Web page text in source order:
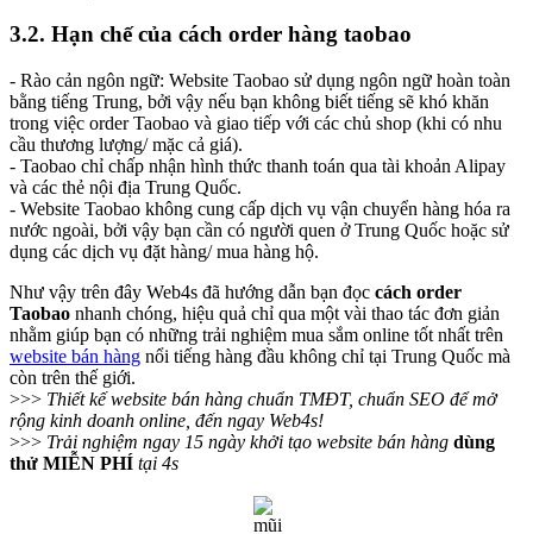
3.2. Hạn chế của cách order hàng taobao
- Rào cản ngôn ngữ: Website Taobao sử dụng ngôn ngữ hoàn toàn
bằng tiếng Trung, bởi vậy nếu bạn không biết tiếng sẽ khó khăn
trong việc order Taobao và giao tiếp với các chủ shop (khi có nhu
cầu thương lượng/ mặc cả giá).
- Taobao chỉ chấp nhận hình thức thanh toán qua tài khoản Alipay
và các thẻ nội địa Trung Quốc.
- Website Taobao không cung cấp dịch vụ vận chuyển hàng hóa ra
nước ngoài, bởi vậy bạn cần có người quen ở Trung Quốc hoặc sử
dụng các dịch vụ đặt hàng/ mua hàng hộ.
Như vậy trên đây Web4s đã hướng dẫn bạn đọc cách order
Taobao nhanh chóng, hiệu quả chỉ qua một vài thao tác đơn giản
nhằm giúp bạn có những trải nghiệm mua sắm online tốt nhất trên
website bán hàng nổi tiếng hàng đầu không chỉ tại Trung Quốc mà
còn trên thế giới.
>>> Thiết kế website bán hàng chuẩn TMĐT, chuẩn SEO để mở
rộng kinh doanh online, đến ngay Web4s!
>>> Trải nghiệm ngay 15 ngày khởi tạo website bán hàng dùng
thử MIỄN PHÍ tại 4s